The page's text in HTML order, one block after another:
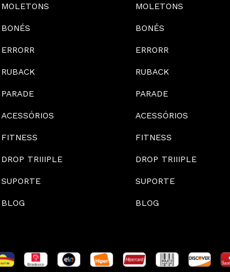
MOLETONS
BONÉS
ERRORR
RUBACK
PARADE
ACESSÓRIOS
FITNESS
DROP TRIIIPLE
SUPORTE
BLOG
MOLETONS
BONÉS
ERRORR
RUBACK
PARADE
ACESSÓRIOS
FITNESS
DROP TRIIIPLE
SUPORTE
BLOG